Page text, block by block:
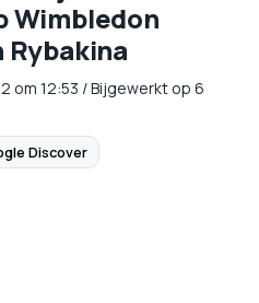
Wimbledon
Rybakina
om 12:53 /Bijgewerkt op 6
Discover